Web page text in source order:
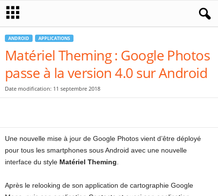
ANDROID APPLICATIONS
Matériel Theming : Google Photos
passe à la version 4.0 sur Android
Date modification: 11 septembre 2018
Une nouvelle mise à jour de Google Photos vient d’être déployé
pour tous les smartphones sous Android avec une nouvelle
interface du style Matériel Theming
Après le relooking de son application de cartographie Google